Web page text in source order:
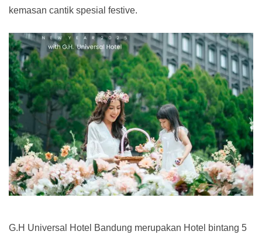
kemasan cantik spesial festive.
G.H Universal Hotel Bandung merupakan Hotel bintang 5